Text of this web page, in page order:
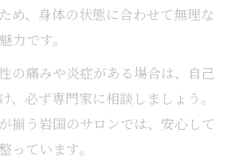
め、身体の状態に合わせて無理な
力です。
の痛みや炎症がある場合は、自己
、必ず専門家に相談しましょう。
揃う岩国のサロンでは、安心して
っています。